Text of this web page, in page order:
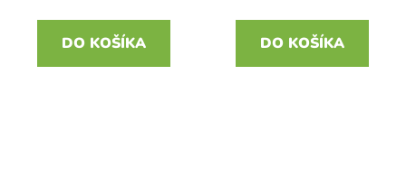
DO KOŠÍKA DO KOŠÍKA